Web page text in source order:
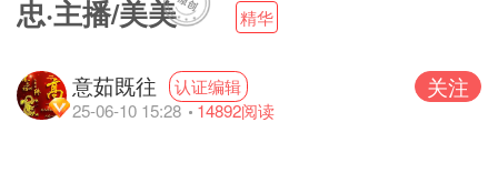
专栏
忠·主播/美美
精华
意茹既往
认证编辑
25-06-10 15:28
14892阅读
关注